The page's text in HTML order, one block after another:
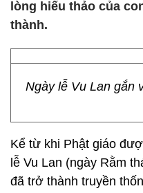
lòng hiếu thảo của
thành.
Ngày lễ Vu Lan gắn
Kể từ khi Phật giáo
lễ Vu Lan (ngày Rằm
đã trở thành truyền